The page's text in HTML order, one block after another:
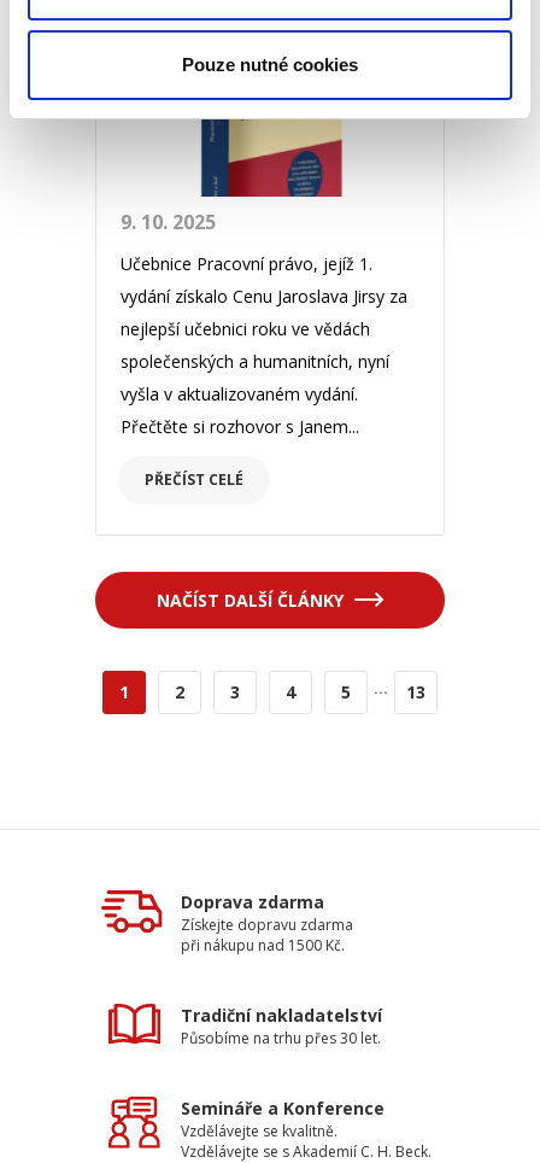
Pouze nutné cookies
ROZHOVOR
9. 10. 2025
Učebnice Pracovní právo, jejíž 1.
vydání získalo Cenu Jaroslava Jirsy za
nejlepší učebnici roku ve vědách
společenských a humanitních, nyní
vyšla v aktualizovaném vydání.
Přečtěte si rozhovor s Janem...
PŘEČÍST CELÉ
NAČÍST DALŠÍ ČLÁNKY
1 2 3 4 5 ... 13
Doprava zdarma
Získejte dopravu zdarma
při nákupu nad 1500 Kč.
Tradiční nakladatelství
Působíme na trhu přes 30 let.
Semináře a Konference
Vzdělávejte se kvalitně.
Vzdělávejte se s Akademií C. H. Beck.